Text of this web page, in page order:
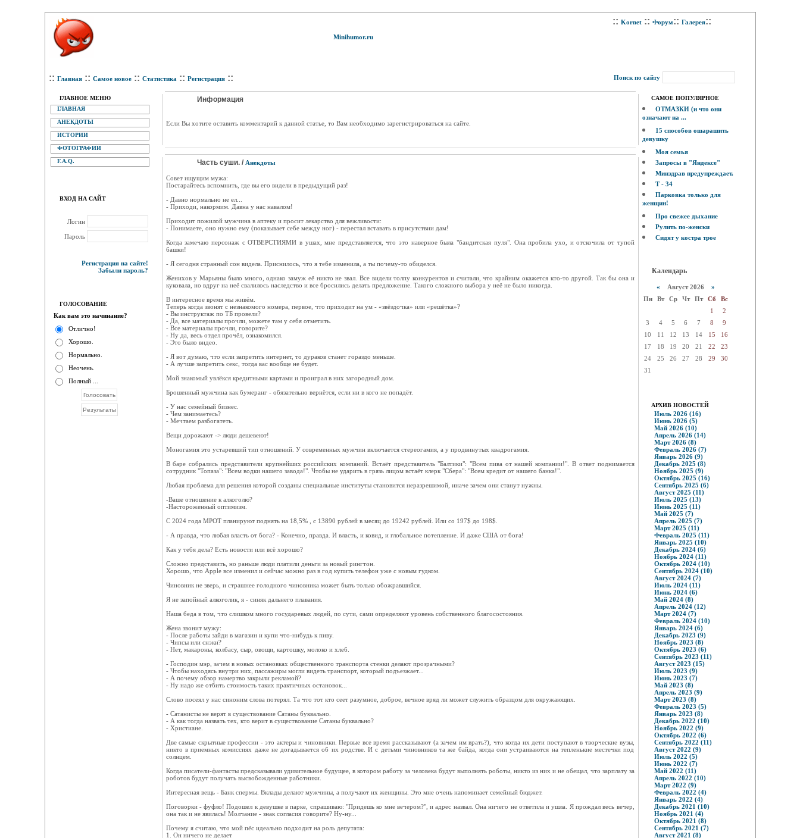
Minihumor.ru
:: Kornet :: Форум:: Галерея::
:: Главная :: Самое новое :: Статистика :: Регистрация :: Поиск по сайту
ГЛАВНОЕ МЕНЮ
ГЛАВНАЯ
АНЕКДОТЫ
ИСТОРИИ
ФОТОГРАФИИ
F.A.Q.
ВХОД НА САЙТ
Логин
Пароль
Регистрация на сайте!
Забыли пароль?
ГОЛОСОВАНИЕ
Как вам это начинание?
Отлично!
Хорошо.
Нормально.
Неочень.
Полный ...
Информация
Eсли Вы хотите оставить комментарий к данной статье, то Вам необходимо зарегистрироваться на сайте.
Часть суши. / Анекдоты
Совет ищущим мужа:
Постарайтесь вспомнить, где вы его видели в предыдущий раз!
- Давно нормально не ел...
- Приходи, накормим. Давна у нас навалом!
Приходит пожилой мужчина в аптеку и просит лекарство для вежливости:
- Понимаете, оно нужно ему (показывает себе между ног) - перестал вставать в присутствии дам!
Когда замечаю персонаж с ОТВЕРСТИЯМИ в ушах, мне представляется, что это наверное была "бандитская пуля". Она пробила ухо, и отскочила от тупой
башки!
- Я сегодня странный сон видела. Приснилось, что я тебе изменила, а ты почему-то обиделся.
Женихов у Марьяны было много, однако замуж её никто не звал. Все видели толпу конкурентов и считали, что крайним окажется кто-то другой. Так бы она и
куковала, но вдруг на неё свалилось наследство и все бросились делать предложение. Такого сложного выбора у неё не было никогда.
В интересное время мы живём.
Теперь когда звонят с незнакомого номера, первое, что приходит на ум - «звёздочка» или «решётка»?
- Вы инструктаж по ТБ провели?
- Да, все материалы прочли, можете там у себя отметить.
- Все материалы прочли, говорите?
- Ну да, весь отдел прочёл, ознакомился.
- Это было видео.
- Я вот думаю, что если запретить интернет, то дураков станет гораздо меньше.
- А лучше запретить секс, тогда вас вообще не будет.
Мой знакомый увлёкся кредитными картами и проиграл в них загородный дом.
Брошенный мужчина как бумеранг - обязательно вернётся, если ни в кого не попадёт.
- У нас семейный бизнес.
- Чем занимаетесь?
- Мечтаем разбогатеть.
Вещи дорожают -> люди дешевеют!
Моногамия это устаревший тип отношений. У современных мужчин включается стереогамия, а у продвинутых квадрогамия.
В баре собрались представители крупнейших российских компаний. Встаёт представитель "Балтики": "Всем пива от нашей компании!". В ответ поднимается
сотрудник "Топаза": "Всем водки нашего завода!". Чтобы не ударить в грязь лицом встаёт клерк "Сбера": "Всем кредит от нашего банка!".
Любая проблема для решения которой созданы специальные институты становится неразрешимой, иначе зачем они станут нужны.
-Ваше отношение к алкоголю?
-Настороженный оптимизм.
С 2024 года МРОТ планируют поднять на 18,5% , с 13890 рублей в месяц до 19242 рублей. Или со 197$ до 198$.
- А правда, что любая власть от бога? - Конечно, правда. И власть, и ковид, и глобальное потепление. И даже США от бога!
Как у тебя дела? Есть новости или всё хорошо?
Сложно представить, но раньше люди платили деньги за новый рингтон.
Хорошо, что Apple все изменил и сейчас можно раз в год купить телефон уже с новым гудком.
Чиновник не зверь, и страшнее голодного чиновника может быть только обожравшийся.
Я не запойный алкоголик, я - синяк дальнего плавания.
Наша беда в том, что слишком много государевых людей, по сути, сами определяют уровень собственного благосостояния.
Жена звонит мужу:
- После работы зайди в магазин и купи что-нибудь к пиву.
- Чипсы или снэки?
- Нет, макароны, колбасу, сыр, овощи, картошку, молоко и хлеб.
- Господин мэр, зачем в новых остановках общественного транспорта стенки делают прозрачными?
- Чтобы находясь внутри них, пассажиры могли видеть транспорт, который подъезжает...
- А почему обзор намертво закрыли рекламой?
- Ну надо же отбить стоимость таких практичных остановок...
Слово посеял у нас синоним слова потерял. Та что тот кто сеет разумное, доброе, вечное вряд ли может служить образцом для окружающих.
- Сатанисты не верят в существование Сатаны буквально.
- А как тогда назвать тех, кто верит в существование Сатаны буквально?
- Христиане.
Две самые скрытные профессии - это актеры и чиновники. Первые все время рассказывают (а зачем им врать?), что когда их дети поступают в творческие вузы,
никто в приемных комиссиях даже не догадывается об их родстве. И с детьми чиновников та же байда, когда они устраиваются на тепленькие местечки под
солнцем.
Когда писатели-фантасты предсказывали удивительное будущее, в котором работу за человека будут выполнять роботы, никто из них и не обещал, что зарплату за
роботов будут получать высвобожденные работники.
Интересная вещь - Банк спермы. Вклады делают мужчины, а получают их женщины. Это мне очень напоминает семейный бюджет.
Поговорки - фуфло! Подошел к девушке в парке, спрашиваю: "Придешь ко мне вечером?", и адрес назвал. Она ничего не ответила и ушла. Я прождал весь вечер,
она так и не явилась! Молчание - знак согласия говорите? Ну-ну...
Почему я считаю, что мой пёс идеально подходит на роль депутата:
1. Он ничего не делает
САМОЕ ПОПУЛЯРНОЕ
ОТМАЗКИ (и что они
означают на ...
15 способов ошарашить
девушку
Моя семья
Запросы в "Яндексе"
Минздрав предупреждает.
Т - 34
Парковка только для
женщин!
Про свежее дыхание
Рулить по-женски
Сидят у костра трое
Календарь
« Август 2026 »
Пн
Вт Ср Чт Пт Сб
Вс
1
2
3
4 5 6 7 8
9
10
11 12 13 14 15
16
17
18 19 20 21 22
23
24
25 26 27 28 29
30
31
АРХИВ НОВОСТЕЙ
Июль 2026 (16)
Июнь 2026 (5)
Май 2026 (10)
Апрель 2026 (14)
Март 2026 (8)
Февраль 2026 (7)
Январь 2026 (9)
Декабрь 2025 (8)
Ноябрь 2025 (9)
Октябрь 2025 (16)
Сентябрь 2025 (6)
Август 2025 (11)
Июль 2025 (13)
Июнь 2025 (11)
Май 2025 (7)
Апрель 2025 (7)
Март 2025 (11)
Февраль 2025 (11)
Январь 2025 (10)
Декабрь 2024 (6)
Ноябрь 2024 (11)
Октябрь 2024 (10)
Сентябрь 2024 (10)
Август 2024 (7)
Июль 2024 (11)
Июнь 2024 (6)
Май 2024 (8)
Апрель 2024 (12)
Март 2024 (7)
Февраль 2024 (10)
Январь 2024 (6)
Декабрь 2023 (9)
Ноябрь 2023 (8)
Октябрь 2023 (6)
Сентябрь 2023 (11)
Август 2023 (15)
Июль 2023 (9)
Июнь 2023 (7)
Май 2023 (8)
Апрель 2023 (9)
Март 2023 (8)
Февраль 2023 (5)
Январь 2023 (8)
Декабрь 2022 (10)
Ноябрь 2022 (9)
Октябрь 2022 (6)
Сентябрь 2022 (11)
Август 2022 (9)
Июль 2022 (5)
Июнь 2022 (7)
Май 2022 (11)
Апрель 2022 (10)
Март 2022 (9)
Февраль 2022 (4)
Январь 2022 (4)
Декабрь 2021 (10)
Ноябрь 2021 (4)
Октябрь 2021 (8)
Сентябрь 2021 (7)
Август 2021 (8)